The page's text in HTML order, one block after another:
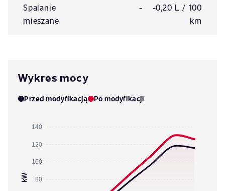
Spalanie
mieszane
-
-0,20 L / 100
km
Wykres mocy
Przed modyfikacją Po modyfikacji
140
120
100
80
kW